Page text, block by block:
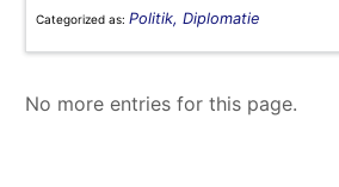
Categorized as: Politik, Diplomatie
No more entries for this page.